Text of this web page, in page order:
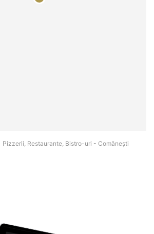
Pizzerii, Restaurante, Bistro-uri - Comăneşti